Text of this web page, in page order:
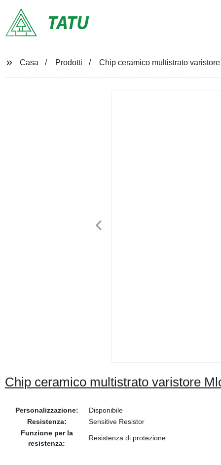
TATU
Casa Prodotti Chip ceramico multistrato
Chip ceramico multistrato varistore
Personalizzazione:
Disponibile
Resistenza:
Sensitive Resistor
Funzione per la
resistenza:
Resistenza di protezione